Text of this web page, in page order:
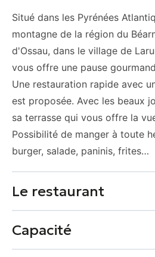
Situé dans les Pyrénées
montagne de la région du
d'Ossau, dans le village de
vous offre une pause
Une restauration rapide avec
est proposée. Avec les beaux
sa terrasse qui vous offre la
Possibilité de manger à toute
burger, salade, paninis, frites…
Le restaurant
Spécialités culinaires
Capacité